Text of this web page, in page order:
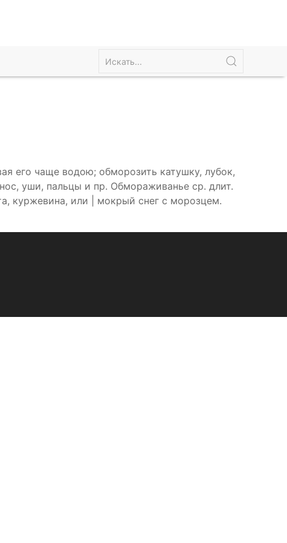
его чаще водою; обморозить катушку, лубок,
уши, пальцы и пр. Обмораживанье ср. длит.
куржевина, или | мокрый снег с морозцем.